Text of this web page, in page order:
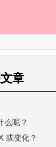
章
么呢？
或变化？